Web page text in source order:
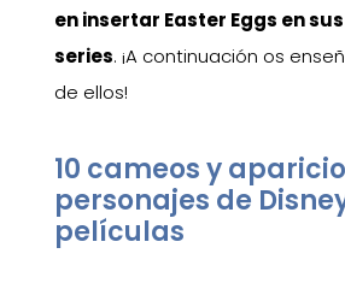
en insertar Easter Eggs en
series. ¡A continuación os
de ellos!
10 cameos y
personajes de
películas